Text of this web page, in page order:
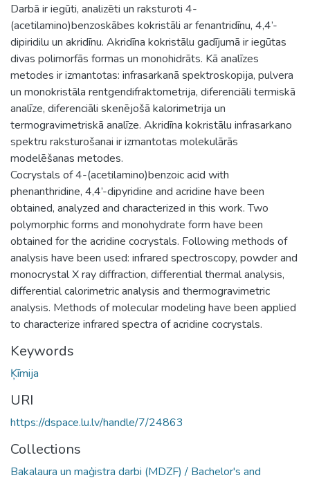
Darbā ir iegūti, analizēti un raksturoti 4-
(acetilamino)benzoskābes kokristāli ar fenantridīnu, 4,4’-
dipiridilu un akridīnu. Akridīna kokristālu gadījumā ir iegūtas
divas polimorfās formas un monohidrāts. Kā analīzes
metodes ir izmantotas: infrasarkanā spektroskopija, pulvera
un monokristāla rentgendifraktometrija, diferenciāli termiskā
analīze, diferenciāli skenējošā kalorimetrija un
termogravimetriskā analīze. Akridīna kokristālu infrasarkano
spektru raksturošanai ir izmantotas molekulārās
modelēšanas metodes.
Cocrystals of 4-(acetilamino)benzoic acid with
phenanthridine, 4,4’-dipyridine and acridine have been
obtained, analyzed and characterized in this work. Two
polymorphic forms and monohydrate form have been
obtained for the acridine cocrystals. Following methods of
analysis have been used: infrared spectroscopy, powder and
monocrystal X ray diffraction, differential thermal analysis,
differential calorimetric analysis and thermogravimetric
analysis. Methods of molecular modeling have been applied
to characterize infrared spectra of acridine cocrystals.
Keywords
Ķīmija
URI
https://dspace.lu.lv/handle/7/24863
Collections
Bakalaura un maģistra darbi (MDZF) / Bachelor's and